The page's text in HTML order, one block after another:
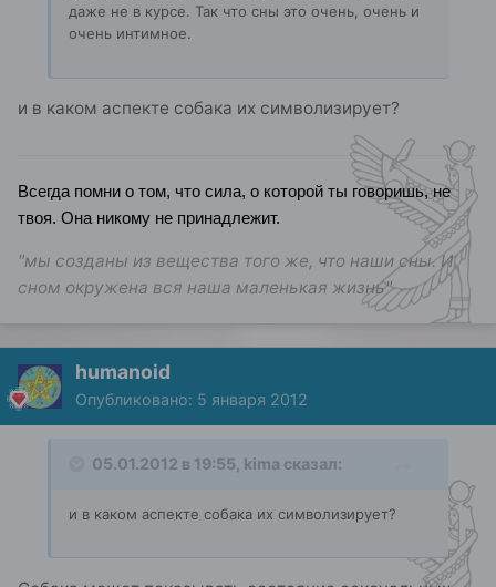
даже не в курсе. Так что сны это очень, очень и
очень интимное.
и в каком аспекте собака их символизирует?
Всегда помни о том, что сила, о которой ты говоришь, не
твоя. Она никому не принадлежит.
"мы созданы из вещества того же, что наши сны. И
сном окружена вся наша маленькая жизнь"
humanoid
Опубликовано: 5 января 2012
05.01.2012 в 19:55, kima сказал:
и в каком аспекте собака их символизирует?